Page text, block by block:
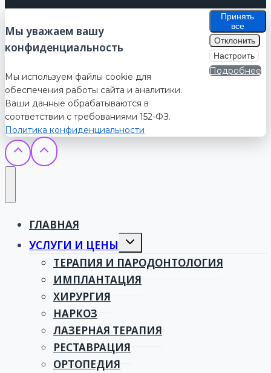
Мы уважаем вашу
конфиденциальность
Мы используем файлы cookie для
обеспечения работы сайта и аналитики.
Ваши данные обрабатываются в
соответствии с требованиями 152-ФЗ.
Политика конфиденциальности
Принять
все
Отклонить
Настроить
Подробнее
ГЛАВНАЯ
УСЛУГИ И ЦЕНЫ
Toggle
menu
ТЕРАПИЯ И ПАРОДОНТОЛОГИЯ
ИМПЛАНТАЦИЯ
ХИРУРГИЯ
НАРКОЗ
ЛАЗЕРНАЯ ТЕРАПИЯ
РЕСТАВРАЦИЯ
ОРТОПЕДИЯ